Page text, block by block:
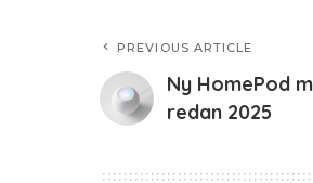
PREVIOUS ARTICLE
Ny HomePod
redan 2025